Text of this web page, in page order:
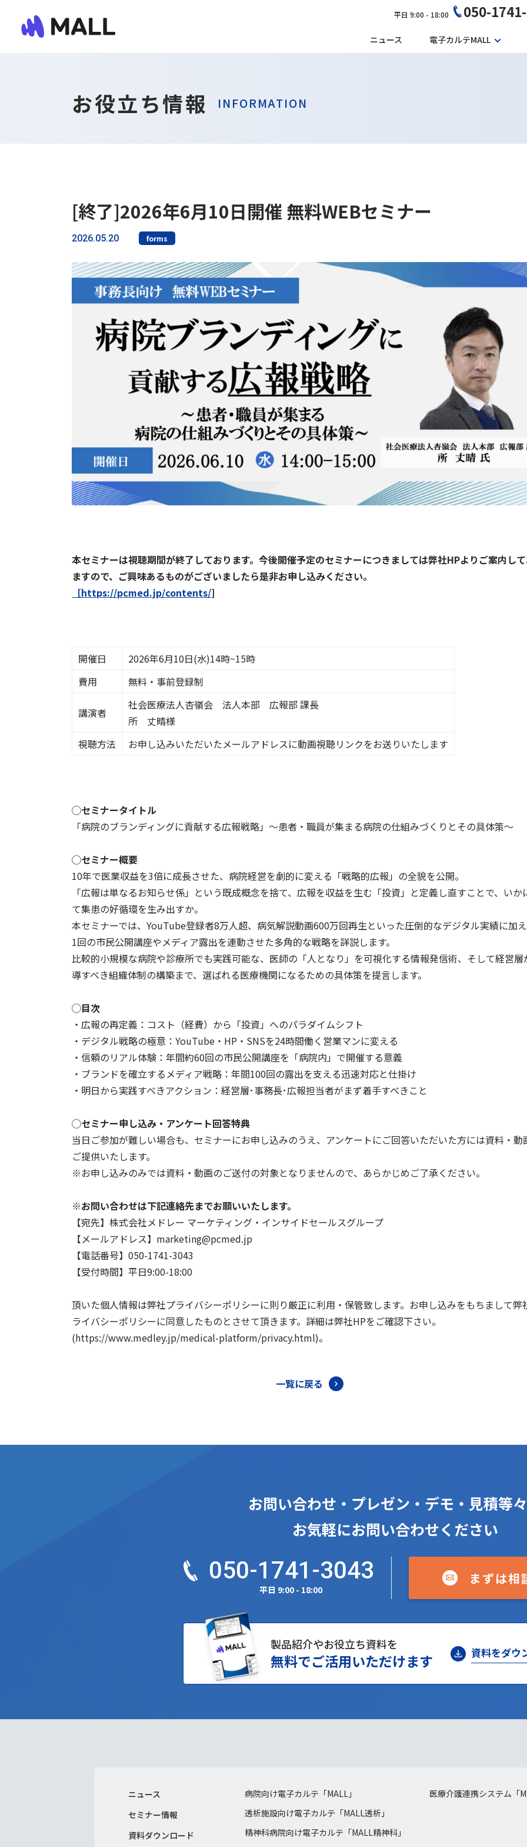
平日 9:00 - 18:00 050-
ニュース 電子カルテMALL
お役立ち情報 INFORMATION
[終了]2026年6月10日開催 無料WEBセミナー
2026.05.20 forms
本セミナーは視聴期間が終了しております。今後開催予定のセミナーにつきましては弊社HPよりご案内し
ますので、ご興味あるものがございましたら是非お申し込みください。
［https://pcmed.jp/contents/]
開催日
2026年6月10日(水)14時~15時
費用
無料・事前登録制
講演者
社会医療法人杏嶺会 法人本部 広報部 課長
所 丈晴様
視聴方法
お申し込みいただいたメールアドレスに動画視聴リンクをお送りいたします
◯セミナータイトル
「病院のブランディングに貢献する広報戦略」～患者・職員が集まる病院の仕組みづくりとその具体策～
◯セミナー概要
10年で医業収益を3倍に成長させた、病院経営を劇的に変える「戦略的広報」の全貌を公開。
「広報は単なるお知らせ係」という既成概念を捨て、広報を収益を生む「投資」と定義し直すことで、いか
て集患の好循環を生み出すか。
本セミナーでは、YouTube登録者8万人超、病気解説動画600万回再生といった圧倒的なデジタル実績に加
1回の市民公開講座やメディア露出を連動させた多角的な戦略を詳説します。
比較的小規模な病院や診療所でも実践可能な、医師の「人となり」を可視化する情報発信術、そして経営層
導すべき組織体制の構築まで、選ばれる医療機関になるための具体策を提言します。
◯目次
・広報の再定義：コスト（経費）から「投資」へのパラダイムシフト
・デジタル戦略の極意：YouTube・HP・SNSを24時間働く営業マンに変える
・信頼のリアル体験：年間約60回の市民公開講座を「病院内」で開催する意義
・ブランドを確立するメディア戦略：年間100回の露出を支える迅速対応と仕掛け
・明日から実践すべきアクション：経営層･事務長･広報担当者がまず着手すべきこと
◯セミナー申し込み・アンケート回答特典
当日ご参加が難しい場合も、セミナーにお申し込みのうえ、アンケートにご回答いただいた方には資料・動
ご提供いたします。
※お申し込みのみでは資料・動画のご送付の対象となりませんので、あらかじめご了承ください。
※お問い合わせは下記連絡先までお願いいたします。
【宛先】株式会社メドレー マーケティング・インサイドセールスグループ
【メールアドレス】marketing@pcmed.jp
【電話番号】050-1741-3043
【受付時間】平日9:00-18:00
頂いた個人情報は弊社プライバシーポリシーに則り厳正に利用・保管致します。お申し込みをもちまして弊
ライバシーポリシーに同意したものとさせて頂きます。詳細は弊社HPをご確認下さい。
(https://www.medley.jp/medical-platform/privacy.html)。
一覧に戻る
お問い合わせ・プレゼン・デモ・見積等
お気軽にお問い合わせください
050-1741-3043
平日 9:00 - 18:00
まずは相
製品紹介やお役立ち資料を
無料でご活用いただけます 資料をダウ
ニュース
セミナー情報
資料ダウンロード
病院向け電子カルテ「MALL」
透析施設向け電子カルテ「MALL透析」
精神科病院向け電子カルテ「MALL精神科」
医療介護連携システム「